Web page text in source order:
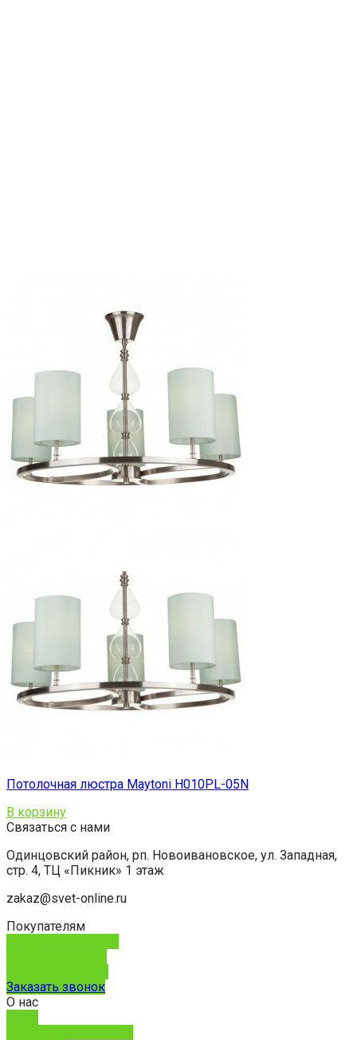
Потолочная люстра Maytoni H010PL-05N
В корзину
Связаться с нами
Одинцовский район, рп. Новоивановское, ул. Западная,
стр. 4, ТЦ «Пикник» 1 этаж
zakaz@svet-online.ru
Покупателям
Заказать звонок
О нас